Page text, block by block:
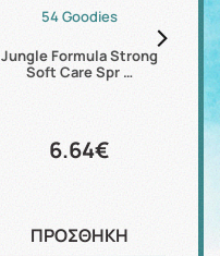
54 Goodies
Jungle Formula Strong
Soft Care Spr …
6.64€
ΠΡΟΣΘΗΚΗ